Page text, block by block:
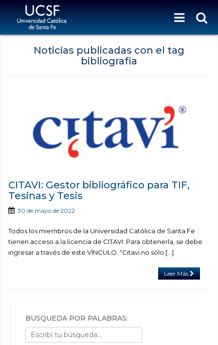
Noticias publicadas con el tag
bibliografía
CITAVI: Gestor bibliográfico para TIF,
Tesinas y Tesis
30 de mayo de 2022
Todos los miembros de la Universidad Católica de Santa Fe
tienen acceso a la licencia de CITAVI. Para obtenerla, se debe
ingresar a través de este VÍNCULO. “Citavi no sólo […]
Leer Más
BÚSQUEDA POR PALABRAS: